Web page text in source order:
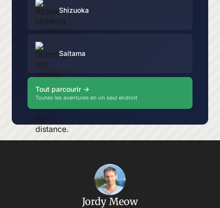
Shizuoka
Saitama
Tout parcourir →
Toutes les aventures en un seul endroit
Jordy Meow